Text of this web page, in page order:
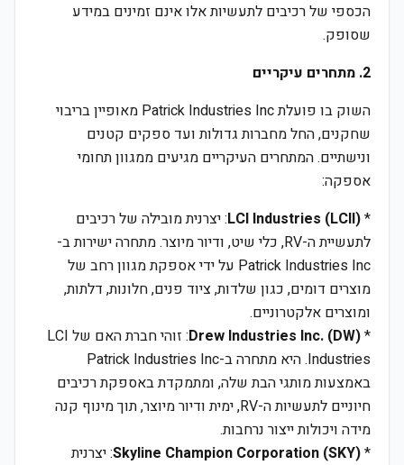
הכספי של רכיבים לתעשיות אלו אינם זמינים במידע
שסופק.
2. מתחרים עיקריים
השוק בו פועלת Patrick Industries Inc מאופיין בריבוי
שחקנים, החל מחברות גדולות ועד ספקים קטנים
ונישתיים. המתחרים העיקריים מגיעים ממגוון תחומי
אספקה:
*
LCI Industries (LCII): יצרנית מובילה של רכיבים
לתעשיית ה-RV, כלי שיט, ודיור מיוצר. מתחרה ישירות ב-
Patrick Industries Inc על ידי אספקת מגוון רחב של
מוצרים דומים, כגון שלדות, ציוד פנים, חלונות, דלתות,
ומוצרים אלקטרוניים.
*
Drew Industries Inc. (DW)
: זוהי חברת האם של LCI
Industries. היא מתחרה ב-Patrick Industries Inc
באמצעות מותגי הבת שלה, ומתמקדת באספקת רכיבים
חיוניים לתעשיות ה-RV, ימית ודיור מיוצר, תוך מינוף קנה
מידה ויכולות ייצור נרחבות.
*
Skyline Champion Corporation (SKY): יצרנית